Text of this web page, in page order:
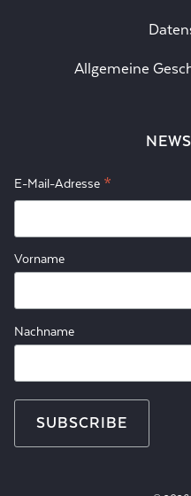
Allgemeine
E-Mail-Adresse *
Vorname
Nachname